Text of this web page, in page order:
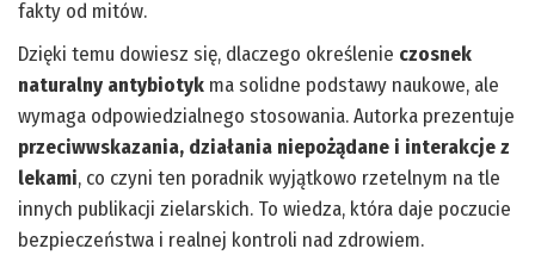
fakty od mitów.
Dzięki temu dowiesz się, dlaczego określenie czosnek
naturalny antybiotyk ma solidne podstawy naukowe, ale
wymaga odpowiedzialnego stosowania. Autorka prezentuje
przeciwwskazania, działania niepożądane i interakcje z
lekami, co czyni ten poradnik wyjątkowo rzetelnym na tle
innych publikacji zielarskich. To wiedza, która daje poczucie
bezpieczeństwa i realnej kontroli nad zdrowiem.